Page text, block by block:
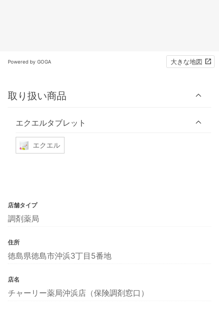
Powered by GOGA 大きな地図
取り扱い商品
エクエルタブレット
エクエル
店舗タイプ
調剤薬局
住所
徳島県徳島市沖浜3丁目5番地
店名
チャーリー薬局沖浜店（保険調剤窓口）